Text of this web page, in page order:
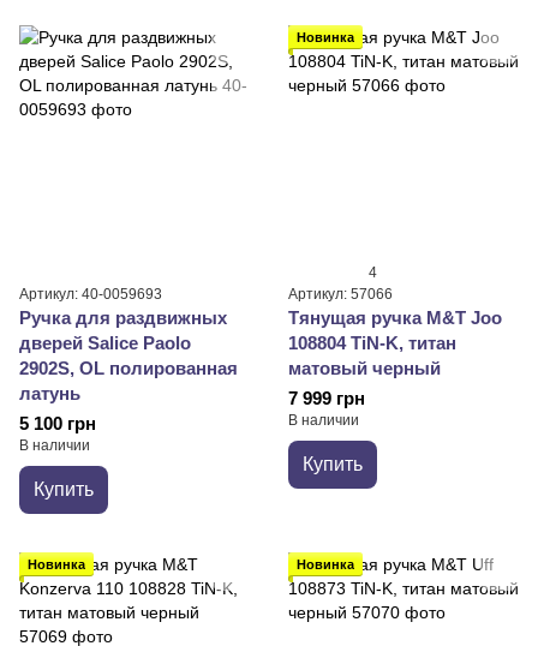
Артикул: 40-0059693
Ручка для раздвижных
дверей Salice Paolo
2902S, OL полированная
латунь
5 100 грн
В наличии
Купить
Новинка
4
Артикул: 57066
Тянущая ручка M&T Joo
108804 TiN-K, титан
матовый черный
7 999 грн
В наличии
Купить
Новинка Новинка